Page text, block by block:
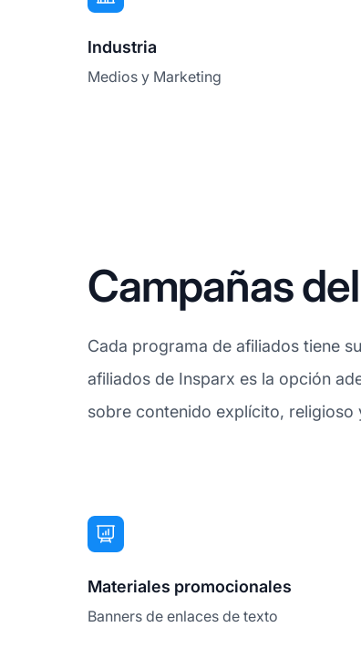
Industria
Medios y Marketing
Campañas
Cada programa de afiliados tiene
afiliados de Insparx es la opción
sobre contenido explícito, religioso
Materiales promocionales
Banners de enlaces de texto